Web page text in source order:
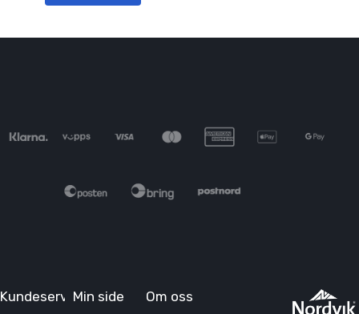
KundeserviceMin side Om oss